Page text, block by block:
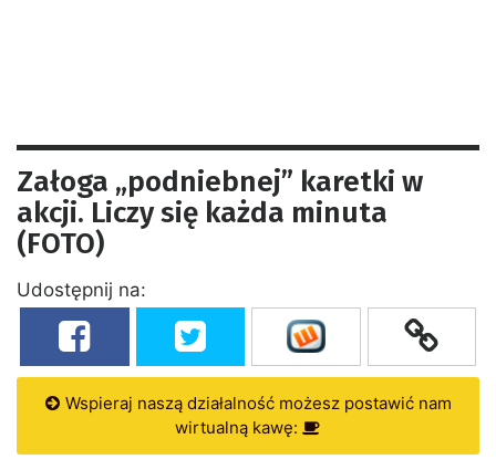
Załoga „podniebnej” karetki w
akcji. Liczy się każda minuta
(FOTO)
Udostępnij na:
Wspieraj naszą działalność możesz postawić nam
wirtualną kawę: